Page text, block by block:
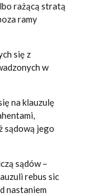
rażącą stratą
ramy
się z
w
na klauzulę
sądową jego
sądów –
rebus sic
nastaniem